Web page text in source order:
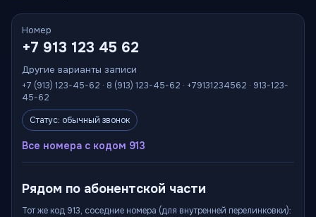
Номер
+7 913 123 45 62
Другие варианты записи
+7 (913) 123-45-62 · 8 (913) 123-45-62 · +79131234562 · 913-123-
45-62
Статус: обычный звонок
Все номера с кодом 913
Рядом по абонентской части
Тот же код 913, соседние номера (для внутренней перелинковки):